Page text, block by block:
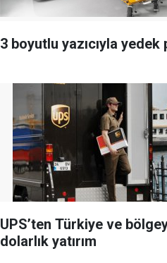
3 boyutlu yazıcıyla yedek
UPS’ten Türkiye ve
dolarlık yatırım